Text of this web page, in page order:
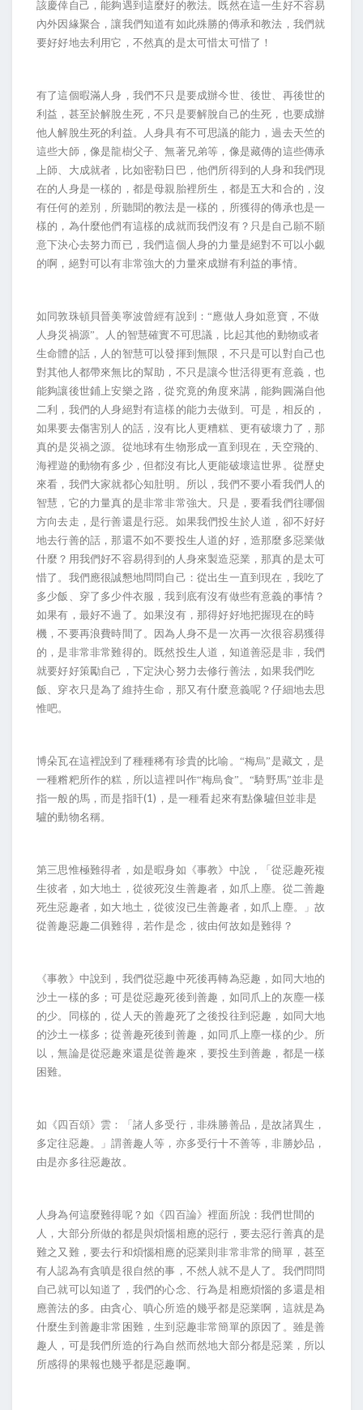
該慶倖自己，能夠遇到這麼好的教法。既然在這一生好不容易
內外因緣聚合，讓我們知道有如此殊勝的傳承和教法，我們就
要好好地去利用它，不然真的是太可惜太可惜了！
有了這個暇滿人身，我們不只是要成辦今世、後世、再後世的
利益，甚至於解脫生死，不只是要解脫自己的生死，也要成辦
他人解脫生死的利益。人身具有不可思議的能力，過去天竺的
這些大師，像是龍樹父子、無著兄弟等，像是藏傳的這些傳承
上師、大成就者，比如密勒日巴，他們所得到的人身和我們現
在的人身是一樣的，都是母親胎裡所生，都是五大和合的，沒
有任何的差別，所聽聞的教法是一樣的，所獲得的傳承也是一
樣的，為什麼他們有這樣的成就而我們沒有？只是自己願不願
意下決心去努力而已，我們這個人身的力量是絕對不可以小覷
的啊，絕對可以有非常強大的力量來成辦有利益的事情。
如同敦珠頓貝晉美寧波曾經有說到：“應做人身如意寶，不做
人身災禍源”。人的智慧確實不可思議，比起其他的動物或者
生命體的話，人的智慧可以發揮到無限，不只是可以對自己也
對其他人都帶來無比的幫助，不只是讓今世活得更有意義，也
能夠讓後世鋪上安樂之路，從究竟的角度來講，能夠圓滿自他
二利，我們的人身絕對有這樣的能力去做到。可是，相反的，
如果要去傷害別人的話，沒有比人更糟糕、更有破壞力了，那
真的是災禍之源。從地球有生物形成一直到現在，天空飛的、
海裡遊的動物有多少，但都沒有比人更能破壞這世界。從歷史
來看，我們大家就都心知肚明。所以，我們不要小看我們人的
智慧，它的力量真的是非常非常強大。只是，要看我們往哪個
方向去走，是行善還是行惡。如果我們投生於人道，卻不好好
地去行善的話，那還不如不要投生人道的好，造那麼多惡業做
什麼？用我們好不容易得到的人身來製造惡業，那真的是太可
惜了。我們應很誠懇地問問自己：從出生一直到現在，我吃了
多少飯、穿了多少件衣服，我到底有沒有做些有意義的事情？
如果有，最好不過了。如果沒有，那得好好地把握現在的時
機，不要再浪費時間了。因為人身不是一次再一次很容易獲得
的，是非常非常難得的。既然投生人道，知道善惡是非，我們
就要好好策勵自己，下定決心努力去修行善法，如果我們吃
飯、穿衣只是為了維持生命，那又有什麼意義呢？仔細地去思
惟吧。
博朵瓦在這裡說到了種種稀有珍貴的比喻。“梅烏”是藏文，是
一種糌粑所作的糕，所以這裡叫作“梅烏食”。“騎野馬”並非是
指一般的馬，而是指盰(1) ，是一種看起來有點像驢但並非是
驢的動物名稱。
第三思惟極難得者，如是暇身如《事教》中說，「從惡趣死複
生彼者，如大地土，從彼死沒生善趣者，如爪上塵。從二善趣
死生惡趣者，如大地土，從彼沒已生善趣者，如爪上塵。」故
從善趣惡趣二俱難得，若作是念，彼由何故如是難得？
《事教》中說到，我們從惡趣中死後再轉為惡趣，如同大地的
沙土一樣的多；可是從惡趣死後到善趣，如同爪上的灰塵一樣
的少。同樣的，從人天的善趣死了之後投往到惡趣，如同大地
的沙土一樣多；從善趣死後到善趣，如同爪上塵一樣的少。所
以，無論是從惡趣來還是從善趣來，要投生到善趣，都是一樣
困難。
如《四百頌》雲：「諸人多受行，非殊勝善品，是故諸異生，
多定往惡趣。」謂善趣人等，亦多受行十不善等，非勝妙品，
由是亦多往惡趣故。
人身為何這麼難得呢？如《四百論》裡面所說：我們世間的
人，大部分所做的都是與煩惱相應的惡行，要去惡行善真的是
難之又難，要去行和煩惱相應的惡業則非常非常的簡單，甚至
有人認為有貪嗔是很自然的事，不然人就不是人了。我們問問
自己就可以知道了，我們的心念、行為是相應煩惱的多還是相
應善法的多。由貪心、嗔心所造的幾乎都是惡業啊，這就是為
什麼生到善趣非常困難，生到惡趣非常簡單的原因了。雖是善
趣人，可是我們所造的行為自然而然地大部分都是惡業，所以
所感得的果報也幾乎都是惡趣啊。